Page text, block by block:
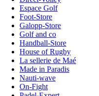
Espace Golf
Foot-Store
Galopp-Store
Golf and co
Handball-Store
House of Rugby
La sellerie de Maé
Made in Paradis
Nauti-wave
On-Fight